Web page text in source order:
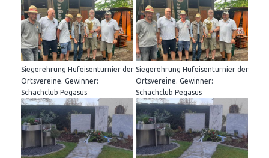
Siegerehrung Hufeisenturnier der
Ortsvereine. Gewinner:
Schachclub Pegasus
Siegerehrung Hufeisenturnier der
Ortsvereine. Gewinner:
Schachclub Pegasus